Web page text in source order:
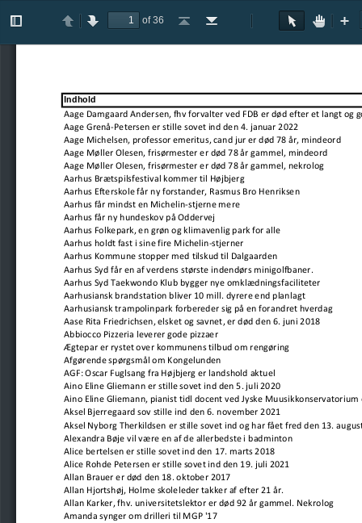
Toggle
PreviousNext
of 36
Go
Go
Rotate
RotateText
Hand
Zoom
Indhold
Aage Damgaard Andersen, fhv forvalter ved FDB er død efter et langt og
Aage Grenå-Petersen er stille sovet ind den 4. januar 2022
Aage Michelsen, professor emeritus, cand jur er død 78 år, mindeord
Aage Møller Olesen, frisørmester er død 78 år gammel, mindeord
Aage Møller Olesen, frisørmester er død 78 år gammel, nekrolog
Aarhus Brætspilsfestival kommer til Højbjerg
Aarhus Efterskole får ny forstander, Rasmus Bro Henriksen
Aarhus får mindst en Michelin-stjerne mere
Aarhus får ny hundeskov på Oddervej
Aarhus Folkepark, en grøn og klimavenlig park for alle
Aarhus holdt fast i sine fire Michelin-stjerner
Aarhus Kommune stopper med tilskud til Dalgaarden
Aarhus Syd får en af verdens største indendørs minigolfbaner.
Aarhus Syd Taekwondo Klub bygger nye omklædningsfaciliteter
Aarhusiansk brandstation bliver 10 mill. dyrere end planlagt
Aarhusiansk trampolinpark forbereder sig på en forandret hverdag
Aase Rita Friedrichsen, elsket og savnet, er død den 6. juni 2018
Abbiocco Pizzeria leverer gode pizzaer
Ægtepar er rystet over kommunens tilbud om rengøring
Afgørende spørgsmål om Kongelunden
AGF: Oscar Fuglsang fra Højbjerg er landshold aktuel
Aino Eline Gliemann er stille sovet ind den 5. juli 2020
Aino Eline Gliemann, pianist tidl docent ved Jyske Muusikkonservatorium
Aksel Bjerregaard sov stille ind den 6. november 2021
Aksel Nyborg Therkildsen er stille sovet ind og har fået fred den 13.
Alexandra Bøje vil være en af de allerbedste i badminton
Alice bertelsen er stille sovet ind den 17. marts 2018
Alice Rohde Petersen er stille sovet ind den 19. juli 2021
Allan Brauer er død den 18. oktober 2017
Allan Hjortshøj, Holme skoleleder takker af efter 21 år.
Allan Karker, fhv. universitetslektor er død 92 år gammel. Nekrolog
Amanda synger om drilleri til MGP '17